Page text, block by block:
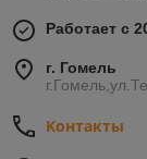
Работает с
г. Гомель
Контакты